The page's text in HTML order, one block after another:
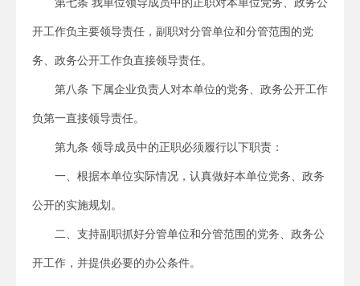
第七条 我单位领导成员中的正职对本单位党务、政务公
开工作负主要领导责任，副职对分管单位和分管范围的党
务、政务公开工作负直接领导责任。
第八条 下属企业负责人对本单位的党务、政务公开工作
负第一直接领导责任。
第九条 领导成员中的正职必须履行以下职责：
一、根据本单位实际情况，认真做好本单位党务、政务
公开的实施规划。
二、支持副职抓好分管单位和分管范围的党务、政务公
开工作，并提供必要的办公条件。